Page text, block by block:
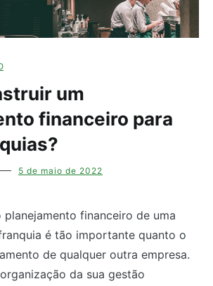
um
financeiro para
5 de maio de 2022
planejamento financeiro de uma
é tão importante quanto o
de qualquer outra empresa.
da sua gestão